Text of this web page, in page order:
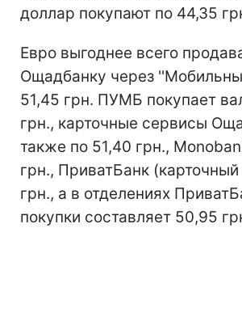
доллар покупают по 44,35
Евро выгоднее всего
Ощадбанку через
51,45 грн. ПУМБ покупает
грн., карточные сервисы
также по 51,40 грн.,
грн., ПриватБанк
грн., а в отделениях
покупки составляет 50,95